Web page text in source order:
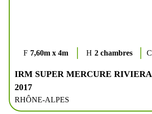
7,60m x 4m 2 chambres
IRM SUPER MERCURE RIVIERA
2017
RHÔNE-ALPES